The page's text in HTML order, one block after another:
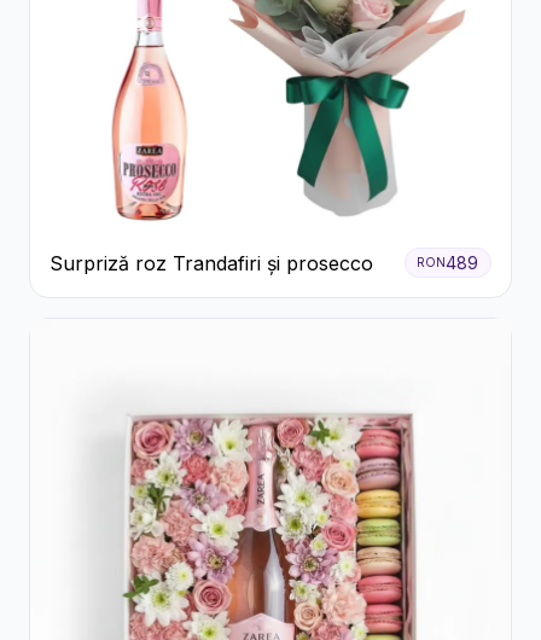
Surpriză roz Trandafiri și prosecco RON489